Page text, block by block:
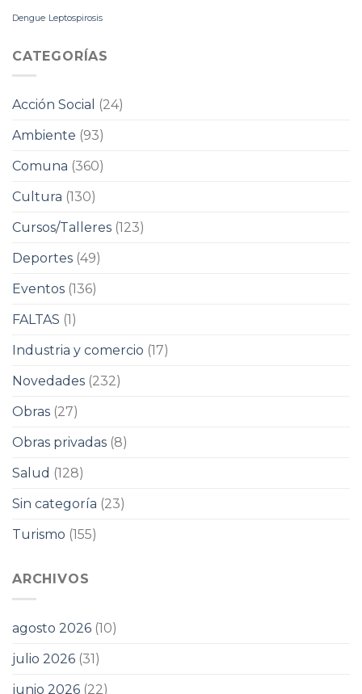
Dengue Leptospirosis
CATEGORÍAS
Acción Social
(24)
Ambiente (93)
Comuna (360)
Cultura (130)
Cursos/Talleres (123)
Deportes (49)
Eventos (136)
FALTAS (1)
Industria y comercio (17)
Novedades (232)
Obras (27)
Obras privadas (8)
Salud (128)
Sin categoría (23)
Turismo (155)
ARCHIVOS
agosto 2026 (10)
julio 2026 (31)
junio 2026 (22)